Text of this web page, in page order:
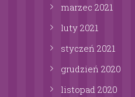
marzec 2021
luty 2021
styczeń 2021
grudzień 2020
listopad 2020